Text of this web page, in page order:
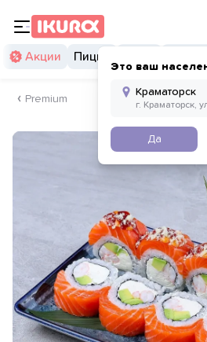
Это ваш
Да
Акции Пицца
Premium